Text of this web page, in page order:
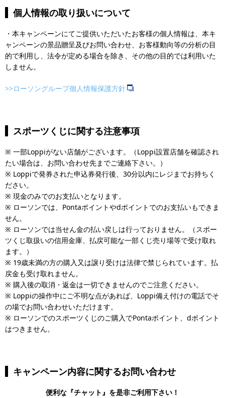
・応募フォームへの入力は、1度にまとめても、複数回に分けても、
つき1応募とします。
・メールアドレス・会員IDを誤って入力された場合は、再度ご応募
下さい。
・1つの申込番号で複数のご応募がある場合は、一番最後に入力され
を有効とします）。
・ローソン、ナチュラルローソンのLoppiが対象です。ミニストッ
プのLoppi、またLoppi以外のくじ売り場、インターネット等での購
入は対象外です。
・くじ券の紛失、盗難等で申込番号が分からない場合や、入力され
た申込番号が間違っていた場合、入力された会員IDが間違っていた
場合は対象外となります。
・お支払い後に購入の取り消しをされた場合は対象外です。
・応募されたメールアドレスを削除、変更された場合は対象外とな
ります。
・応募時に発生する接続料・通信料はお客様のご負担となります。
通信の際の接続トラブルにつきましては、責任を負いかねますの
で、ご了承ください。
・応募は、パソコン・スマートフォンのみ受け付けとなります。フ
ィーチャーフォンでのご応募は受け付けておりません。
・本キャンペーンの概要、ご注意事項に反する不正な利用(架空、他
者へのなりすましなど)があった場合、キャンペーン運営事務局にて
予告なしにキャンペーン対象外とさせていただく場合がございま
す。
・応募された合計金額、応募口数についてのお問い合わせは受け付
けておりませんので、ご了承ください。応募後もお客様控は捨てず
・本キャンペーン内容は、予告なく変更または終了する場合がござ
います。また、本注意事項は、当社の判断により随時変更すること
ができるものとします。
・この無料券は「お持ち帰り限定」のため、軽減税率対象商品は消
イートイン利用時は消費税が10％となり、その分の差額はお客様に
お支払い頂きます。
・対象商品が店舗にあるかを事前にご確認ください。
・一次元バーコードはお客様の責任のうえ保管してください。
で予めご了承願います。
・無料券はレジご精算前にご提示ください。ご精算終了後にご提示
いただいた場合はご利用できません。
・無料券はローソンスマホレジでのご利用はできません。
・無料券は対象商品以外や利用期間外でのご利用はできません。
・一部エリアや店舗では商品のお取り扱いがない場合がございま
す。
・無料券はローソンストア100、その他一部店舗ではご利用いただ
けません。
・ローソンの承諾を得ずに営利活動、営業活動、宣伝広告活動に当
社発行のクーポン券・お買物券等を利用する行為、ならびにローソ
ンのロゴやキャラクター、商品画像を利用する行為を禁じます。
・お客様のご都合による返品、返金はできません。
・無料券の転売や換金はできません。
・コピー等の偽造・転売などの不正行為があった場合、無料券は無
効となります。
・他のクーポン券等を同一商品で併用することはできません。
・値引きセールや価格変更による差額返金は致しません。
・無料券は印刷してお持ち頂いてもご利用できない場合がございま
す。
個人情報の取り扱いについて
・本キャンペーンにてご提供いただいたお客様の個人情報は、本キ
ャンペーンの景品贈呈及びお問い合わせ、お客様動向等の分析の目
的で利用し、法令が定める場合を除き、その他の目的では利用いた
しません。
>>ローソングループ個人情報保護方針
スポーツくじに関する注意事項
※ 一部Loppiがない店舗がございます。（Loppi設置店舗を確認され
たい場合は、お問い合わせ先までご連絡下さい。）
※ Loppiで発券された申込券発行後、30分以内にレジまでお持ちく
ださい。
※ 現金のみでのお支払いとなります。
※ ローソンでは、Pontaポイントやdポイントでのお支払いもできま
せん。
※ ローソンでは当せん金の払い戻しは行っておりません。（スポー
ツくじ取扱いの信用金庫、払戻可能な一部くじ売り場等で受け取れ
ます。）
※ 19歳未満の方の購入又は譲り受けは法律で禁じられています。払
戻金も受け取れません。
※ 購入後の取消・返金は一切できませんのでご注意ください。
※ Loppiの操作中にご不明な点があれば、Loppi備え付けの電話でそ
の場でお問い合わせいただけます。
※ ローソンでのスポーツくじのご購入でPontaポイント、dポイント
はつきません。
キャンペーン内容に関するお問い合わせ
便利な『チャット』を是非ご利用下さい！